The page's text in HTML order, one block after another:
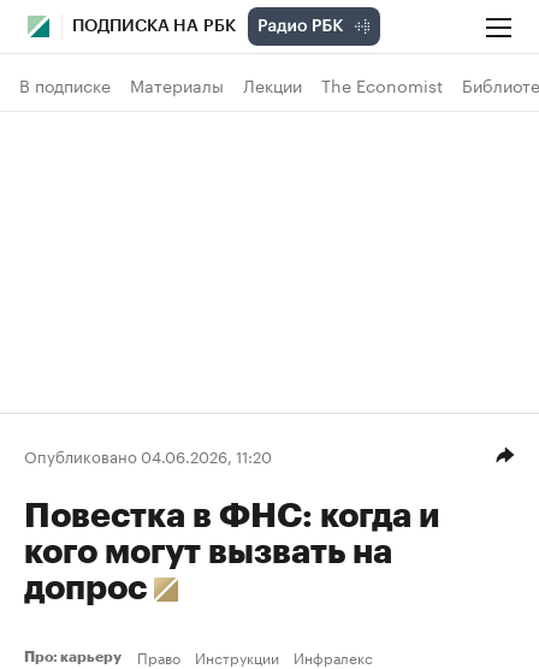
ПОДПИСКА НА РБК
В подписке Материалы Лекции The Economist
Опубликовано 04.06.2026, 11:20
Повестка в ФНС: когда и
кого могут вызвать на
допрос
Про: карьеру Право Инструкции Инфралекс